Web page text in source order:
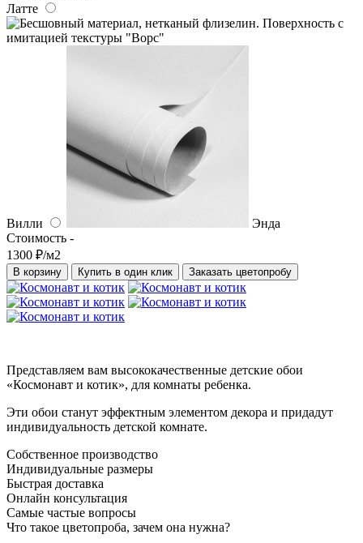
Латте
Вилли
Энда
Стоимость -
1300 ₽/м2
В корзину Купить в один клик Заказать цветопробу
Представляем вам высококачественные детские обои
«Космонавт и котик», для комнаты ребенка.
Эти обои станут эффектным элементом декора и придадут
индивидуальность детской комнате.
Собственное производство
Индивидуальные размеры
Быстрая доставка
Онлайн консультация
Самые частые вопросы
Что такое цветопроба, зачем она нужна?